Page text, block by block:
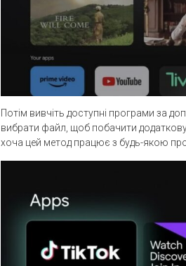
Потім вивчіть доступні програми за
вибрати файл, щоб побачити
хоча цей метод працює з будь-якою